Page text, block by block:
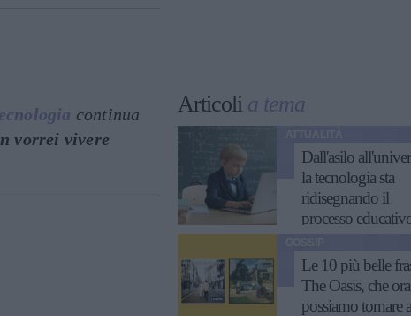
continua
vorrei vivere
Articoli a tema
Dall'asilo
la tecnologia sta
ridisegnando il
processo
Le 10 più belle
The Oasis, che ora
possiamo tornare a